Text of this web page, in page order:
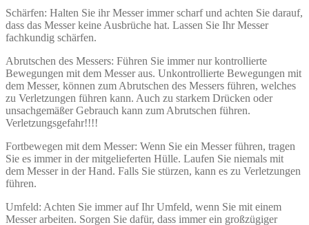
Schärfen: Halten Sie ihr Messer immer scharf und achten Sie darauf,
dass das Messer keine Ausbrüche hat. Lassen Sie Ihr Messer
fachkundig schärfen.
Abrutschen des Messers: Führen Sie immer nur kontrollierte
Bewegungen mit dem Messer aus. Unkontrollierte Bewegungen mit
dem Messer, können zum Abrutschen des Messers führen, welches
zu Verletzungen führen kann. Auch zu starkem Drücken oder
unsachgemäßer Gebrauch kann zum Abrutschen führen.
Verletzungsgefahr!!!!
Fortbewegen mit dem Messer: Wenn Sie ein Messer führen, tragen
Sie es immer in der mitgelieferten Hülle. Laufen Sie niemals mit
dem Messer in der Hand. Falls Sie stürzen, kann es zu Verletzungen
führen.
Umfeld: Achten Sie immer auf Ihr Umfeld, wenn Sie mit einem
Messer arbeiten. Sorgen Sie dafür, dass immer ein großzügiger